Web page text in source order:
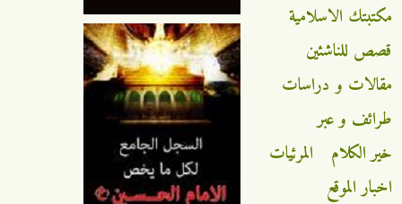
مكتبتك الاسلامية
قصص للناشئين
مقالات و دراسات
طرائف و عبر
خير الكلام
المرئيات
اخبار الموقع